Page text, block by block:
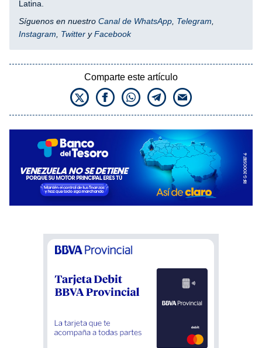
Latina.
Síguenos en nuestro Canal de WhatsApp Telegram
Instagram
Twitter yFacebook
Comparte este artículo